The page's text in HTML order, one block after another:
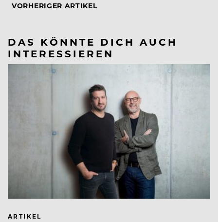
VORHERIGER ARTIKEL
DAS KÖNNTE DICH AUCH
INTERESSIEREN
ARTIKEL